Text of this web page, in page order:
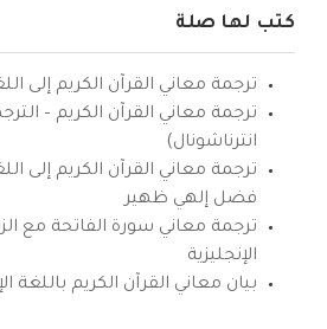
كتب لها صلة
ترجمة معاني القرآن الكريم إلى
ترجمة معاني القرآن الكريم –
انترناشونال)
ترجمة معاني القرآن الكريم إلى
فضل إلهي ظهير
ترجمة معاني سورة الفاتحة مع
الإنجليزية
بيان معاني القرآن الكريم باللغة